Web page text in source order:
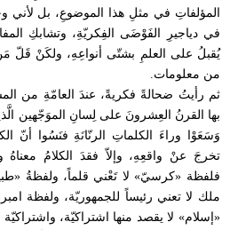
المؤلفاتِ في مثلِ هذا الموضوعِ، بل لأني
في دياجيرِ الفَوْضَى الفِكريّةِ، وتشابكِ
يُقبلُ على العلمِ بشتّى أنواعِهِ، ولكَنْ قَلّ
من معلومات.
ثم رأيتُ ضحالةً فكريةً، عندَ العامّةِ من
بها القرنُ العِشرونَ على لِسانِ الموَجّهين
وَسَعَوْا وراءَ الكلماتِ الرنّانَةِ فنَسُوا أنّ
تخرجَ عنْ واقعِهِ، وإلاّ فقدَ الكلامُ
فلفظة «كرسيّ» لا تَعْني قلماً، ولفظةُ
ملك لا تعني رئيساً للجمهوريّة، ولفظة
«إسلام» لا يقصد منها اشتراكيّة،